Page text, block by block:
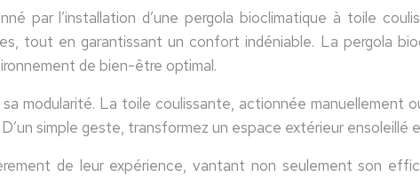
par l’installation d’une pergola bioclimatique à toile
tout en garantissant un confort indéniable. La pergola
de bien-être optimal.
modularité. La toile coulissante, actionnée
simple geste, transformez un espace extérieur
de leur expérience, vantant non seulement son